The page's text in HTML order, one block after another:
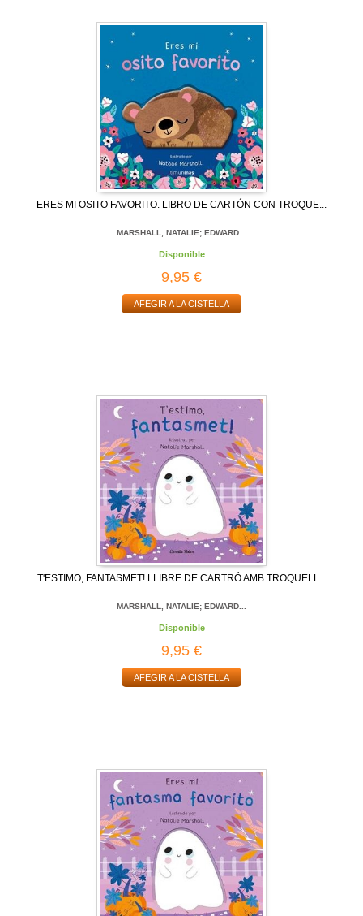
ERES MI OSITO FAVORITO. LIBRO DE CARTÓN CON TROQUE...
MARSHALL, NATALIE; EDWARD...
Disponible
9,95 €
AFEGIR A LA CISTELLA
T'ESTIMO, FANTASMET! LLIBRE DE CARTRÓ AMB TROQUELL...
MARSHALL, NATALIE; EDWARD...
Disponible
9,95 €
AFEGIR A LA CISTELLA